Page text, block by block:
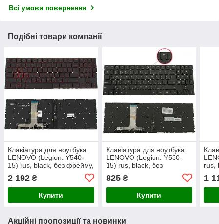
Всі умови повернення
Подібні товари компанії
Клавіатура для ноутбука
LENOVO (Legion: Y540-
15) rus, black, без фрейму,
підсвічування клавіш RED
(ОРИГІНАЛ)
2 192 ₴
Купити
Клавіатура для ноутбука
LENOVO (Legion: Y530-
15) rus, black, без
клавіш(оригінал) (black
bezzel)
825₴
Купити
rus,
1
Акційні пропозиції та новинки